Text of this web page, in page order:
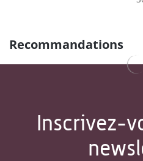
Recommandations
Inscrivez-